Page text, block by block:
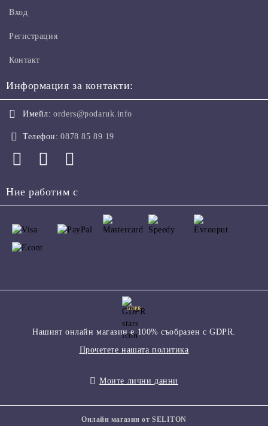
Вход
Регистрация
Контакт
Информация за контакти:
Имейл: orders@podaruk.info
Телефон: 0878 85 89 19
Ние работим с
GDPR
Нашият онлайн магазин е 100% съобразен с GDPR.
Прочетете нашата политика
Моите лични данни
Онлайн магазин от SELITON